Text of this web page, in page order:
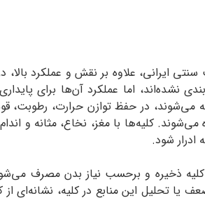
علاوه بر نقش و عملکرد بالا،
نشده‌اند، اما عملکرد آن‌ها برای
می‌شوند، در حفظ توازن حرارت،
کلیه‌ها با مغز، نخاع، مثانه و
شود.
ذخیره و برحسب نیاز بدن مصرف می‌شود.
تحلیل این منابع در کلیه، نشانه‌ای